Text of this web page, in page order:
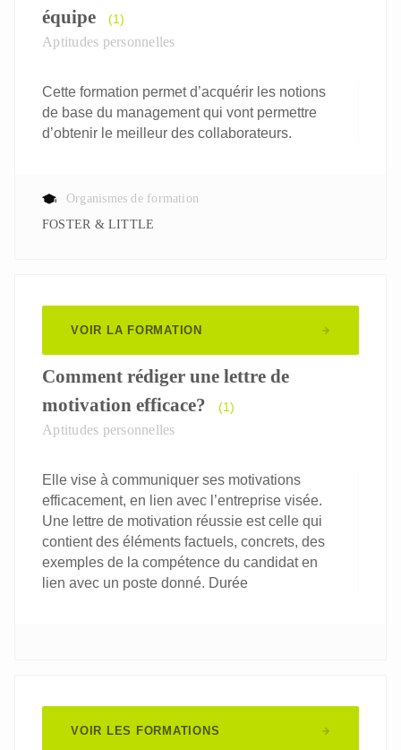
équipe
(1)
Aptitudes personnelles
Cette formation permet d’acquérir les notions
de base du management qui vont permettre
d’obtenir le meilleur des collaborateurs.
Organismes de formation
FOSTER & LITTLE
VOIR LA FORMATION
Comment rédiger une lettre de
motivation efficace?
(1)
Aptitudes personnelles
Elle vise à communiquer ses motivations
efficacement, en lien avec l’entreprise visée.
Une lettre de motivation réussie est celle qui
contient des éléments factuels, concrets, des
exemples de la compétence du candidat en
lien avec un poste donné. Durée
VOIR LES FORMATIONS